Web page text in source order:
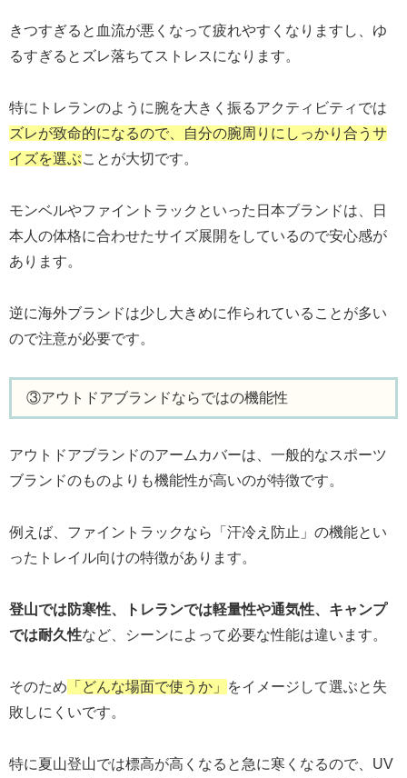
きつすぎると血流が悪くなって疲れやすくなりますし、ゆ
るすぎるとズレ落ちてストレスになります。
特にトレランのように腕を大きく振るアクティビティでは
ズレが致命的になるので、自分の腕周りにしっかり合うサ
イズを選ぶことが大切です。
モンベルやファイントラックといった日本ブランドは、日
本人の体格に合わせたサイズ展開をしているので安心感が
あります。
逆に海外ブランドは少し大きめに作られていることが多い
ので注意が必要です。
③アウトドアブランドならではの機能性
アウトドアブランドのアームカバーは、一般的なスポーツ
ブランドのものよりも機能性が高いのが特徴です。
例えば、ファイントラックなら「汗冷え防止」の機能とい
ったトレイル向けの特徴があります。
登山では防寒性、トレランでは軽量性や通気性、キャンプ
では耐久性など、シーンによって必要な性能は違います。
そのため 「どんな場面で使うか」
をイメージして選ぶと失
敗しにくいです。
特に夏山登山では標高が高くなると急に寒くなるので、UV